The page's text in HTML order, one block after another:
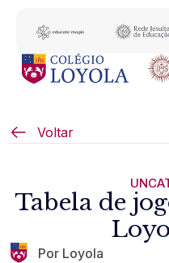
Voltar
Tabela de
Por Loyola